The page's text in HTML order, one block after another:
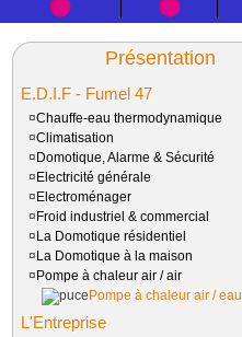
Présentation
E.D.I.F - Fumel 47
¤Chauffe-eau thermodynamique
¤Climatisation
¤ Domotique, Alarme & Sécurité
¤ Electricité générale
¤ Electroménager
¤ Froid industriel & commercial
¤ La Domotique résidentiel
¤ La Domotique à la maison
¤ Pompe à chaleur air / air
Pompe à chaleur air / eau
L'Entreprise